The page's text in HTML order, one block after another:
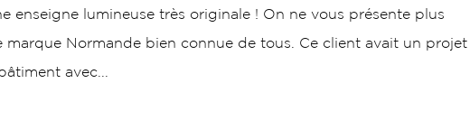
enseigne lumineuse très originale ! On ne vous présente plus
marque Normande bien connue de tous. Ce client avait un projet
avec...